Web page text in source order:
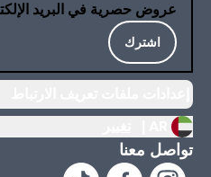
عروض حصرية في البريد
اشترك
تواصل معنا